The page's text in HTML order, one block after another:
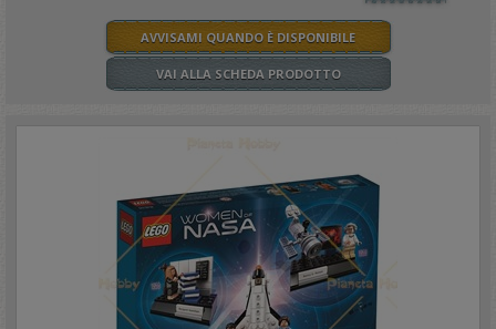
AVVISAMI QUANDO È DISPONIBILE
VAI ALLA SCHEDA PRODOTTO